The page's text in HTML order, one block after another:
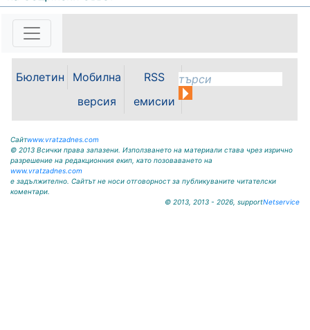
Песни, танци, пъстри носии и
жители и гости на общината във
фолклорната вечер на Панаирни
дни – Мизия 2026. Читалища и
пенсионерски клубове
представиха богата кулинарна
палитра от...
Бюлетин
Мобилна
версия
RSS
емисии
Сайтwww.vratzadnes.com
© 2013 Всички права запазени. Използването на материали става чрез изрично
разрешение на редакционния екип, като позоваването на
www.vratzadnes.com
е задължително. Сайтът не носи отговорност за публикуваните читателски
коментари.
© 2013, 2013 - 2026, supportNetservice